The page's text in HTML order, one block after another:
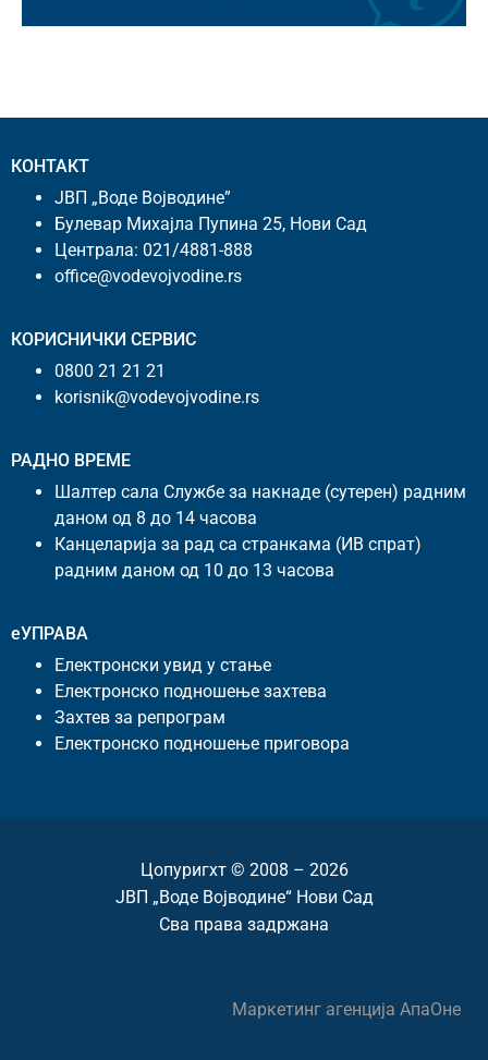
КОНТАКТ
ЈВП „Воде Војводине”
Булевар Михајла Пупина 25, Нови Сад
Централа: 021/4881-888
office@vodevojvodine.rs
КОРИСНИЧКИ СЕРВИС
0800 21 21 21
korisnik@vodevojvodine.rs
РАДНО ВРЕМЕ
Шалтер сала Службе за накнаде (сутерен) радним
даном од 8 до 14 часова
Канцеларија за рад са странкама (ИВ спрат)
радним даном од 10 до 13 часова
еУПРАВА
Електронски увид у стање
Електронско подношење захтева
Захтев за репрограм
Електронско подношење приговора
Цопyригхт © 2008 – 2026
ЈВП „Воде Војводине“ Нови Сад
Сва права задржана
Маркетинг агенција АпаОне